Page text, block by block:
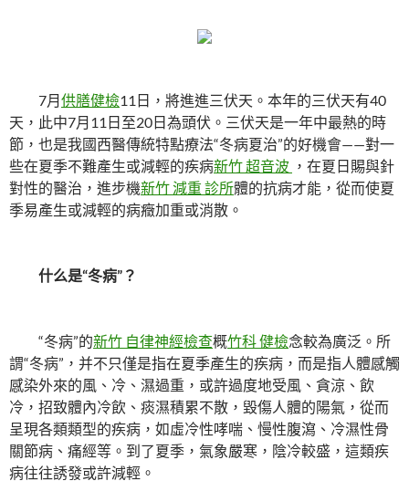
7月供膳健檢11日，將進進三伏天。本年的三伏天有40
天，此中7月11日至20日為頭伏。三伏天是一年中最熱的時
節，也是我國西醫傳統特點療法“冬病夏治”的好機會——對一
些在夏季不難產生或減輕的疾病新竹 超音波 ，在夏日賜與針
對性的醫治，進步機新竹 減重 診所體的抗病才能，從而使夏
季易產生或減輕的病癥加重或消散。
什么是“冬病”？
“冬病”的新竹 自律神經檢查概竹科 健檢念較為廣泛。所
謂“冬病”，并不只僅是指在夏季產生的疾病，而是指人體感觸
感染外來的風、冷、濕過重，或許過度地受風、貪涼、飲
冷，招致體內冷飲、痰濕積累不散，毀傷人體的陽氣，從而
呈現各類類型的疾病，如虛冷性哮喘、慢性腹瀉、冷濕性骨
關節病、痛經等。到了夏季，氣象嚴寒，陰冷較盛，這類疾
病往往誘發或許減輕。